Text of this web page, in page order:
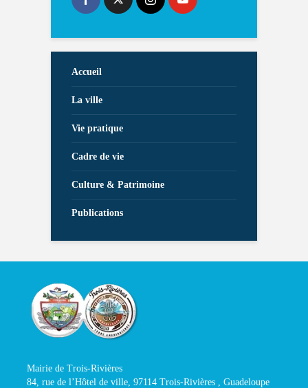
Accueil
La ville
Vie pratique
Cadre de vie
Culture & Patrimoine
Publications
Mairie de Trois-Rivières
84, rue de l’Hôtel de ville, 97114 Trois-Rivières , Guadeloupe